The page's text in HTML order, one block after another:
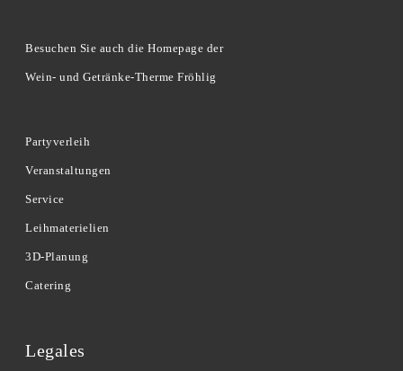
Besuchen Sie auch die Homepage der
Wein- und Getränke-Therme Fröhlig
Partyverleih
Veranstaltungen
Service
Leihmaterielien
3D-Planung
Catering
Legales